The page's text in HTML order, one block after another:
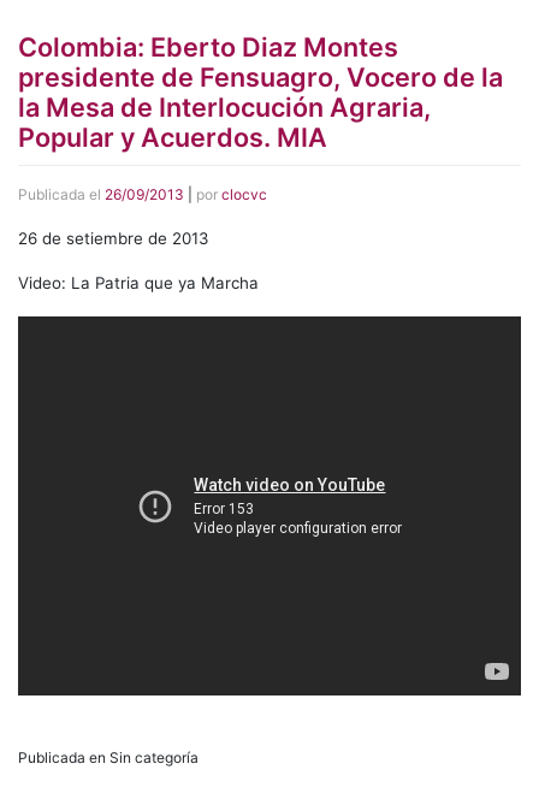
Colombia: Eberto Diaz Montes
presidente de Fensuagro, Vocero de la
la Mesa de Interlocución Agraria,
Popular y Acuerdos. MIA
Publicada el 26/09/2013 por clocvc
26 de setiembre de 2013
Video: La Patria que ya Marcha
Publicada en Sin categoría